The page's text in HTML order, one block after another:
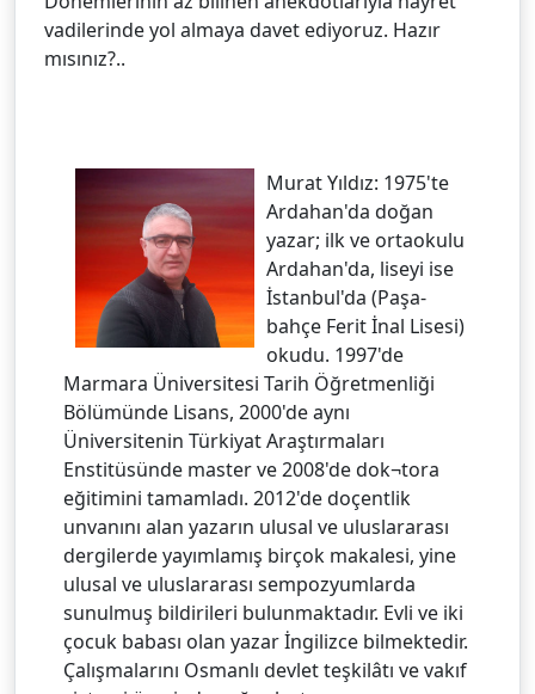
vadilerinde yol almaya davet ediyoruz. Hazır
mısınız?..
Murat Yıldız: 1975'te
Ardahan'da doğan
yazar; ilk ve ortaokulu
Ardahan'da, liseyi ise
İstanbul'da (Paşa-
bahçe Ferit İnal Lisesi)
okudu. 1997'de
Marmara Üniversitesi Tarih Öğretmenliği
Bölümünde Lisans, 2000'de aynı
Üniversitenin Türkiyat Araştırmaları
Enstitüsünde master ve 2008'de dok¬tora
eğitimini tamamladı. 2012'de doçentlik
unvanını alan yazarın ulusal ve uluslararası
dergilerde yayımlamış birçok makalesi, yine
ulusal ve uluslararası sempozyumlarda
sunulmuş bildirileri bulunmaktadır. Evli ve iki
çocuk babası olan yazar İngilizce bilmektedir.
Çalışmalarını Osmanlı devlet teşkilâtı ve vakıf